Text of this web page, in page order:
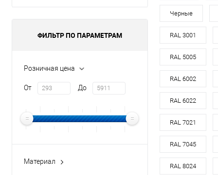
ФИЛЬТР ПО ПАРАМЕТРАМ
Розничная цена
От До
Материал
Материал
Цвет
Цвет
В
Купить в 1 клик
В избранное
Черные
RAL 3001
RAL 5005
RAL 6002
RAL 6022
RAL 7021
RAL 7045
RAL 8024